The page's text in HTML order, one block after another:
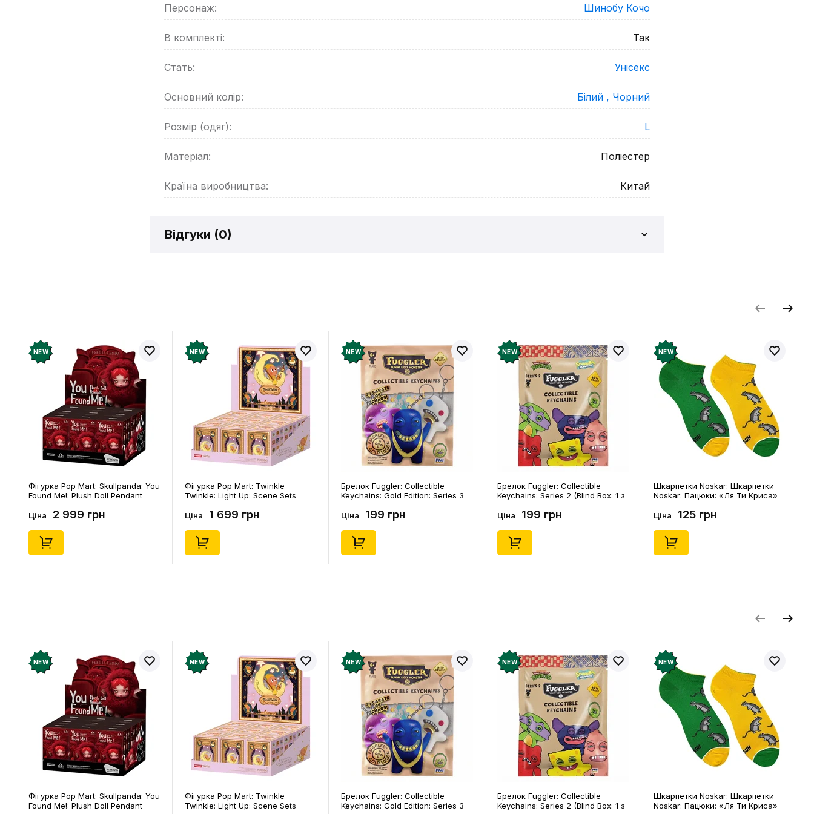
Персонаж: Шинобу Кочо
В комплекті: Так
Стать: Унісекс
Основний колір: Білий , Чорний
Розмір (одяг): L
Матеріал: Поліестер
Країна виробництва: Китай
Відгуки (0)
NEW
Фігурка Pop Mart: Skullpanda: You
Found Me!: Plush Doll Pendant
Edition), (29347)
Ціна 2 999 грн
NEW
Фігурка Pop Mart: Twinkle
Twinkle: Light Up: Scene Sets
Edition), (21372)
Ціна 1 699 грн
NEW
Брелок Fuggler: Collectible
Keychains: Gold Edition: Series 3
Ціна 199 грн
NEW
Брелок Fuggler: Collectible
Keychains: Series 2 (Blind Box: 1 з
Ціна 199 грн
NEW
Шкарпетки Noskar: Шкарпетки
Noskar: Пацюки: «Ля Ти Криса»
Ціна 125 грн
NEW
Фігурка Pop Mart: Skullpanda: You
Found Me!: Plush Doll Pendant
NEW
Фігурка Pop Mart: Twinkle
Twinkle: Light Up: Scene Sets
NEW
Брелок Fuggler: Collectible
Keychains: Gold Edition: Series 3
NEW
Брелок Fuggler: Collectible
Keychains: Series 2 (Blind Box: 1 з
NEW
Шкарпетки Noskar: Шкарпетки
Noskar: Пацюки: «Ля Ти Криса»